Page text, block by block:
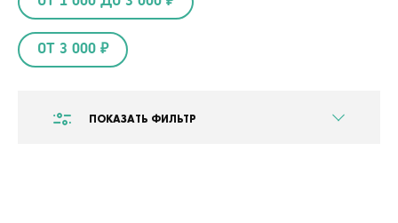
ОТ 3 000 ₽
ПОКАЗАТЬ ФИЛЬТР